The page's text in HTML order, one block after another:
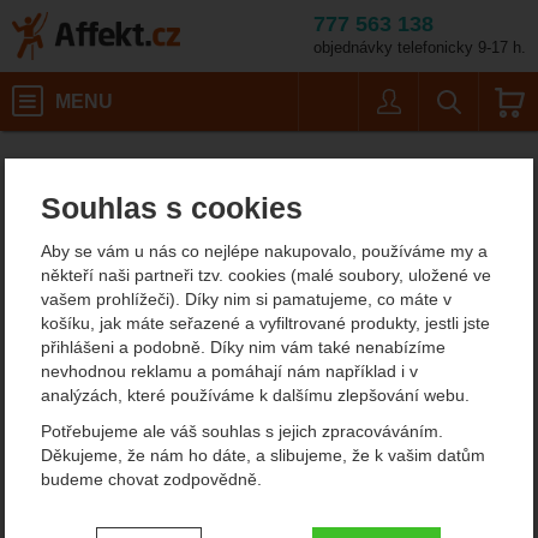
Souhlas s cookies
Aby se vám u nás co nejlépe nakupovalo, používáme my a
někteří naši partneři tzv. cookies (malé soubory, uložené ve
vašem prohlížeči). Díky nim si pamatujeme, co máte v
košíku, jak máte seřazené a vyfiltrované produkty, jestli jste
přihlášeni a podobně. Díky nim vám také nenabízíme
nevhodnou reklamu a pomáhají nám například i v
analýzách, které používáme k dalšímu zlepšování webu.
Potřebujeme ale váš souhlas s jejich zpracováváním.
Děkujeme, že nám ho dáte, a slibujeme, že k vašim datům
budeme chovat zodpovědně.
Nastavení souhlasů s kategoriemi
777 563 138
objednávky telefonicky 9-17 h.
MENU
Singing Rock Scarf
Anniversary VÝPRODEJ
doporučujeme!
výprodej
ultralehké zboží
Fotografie